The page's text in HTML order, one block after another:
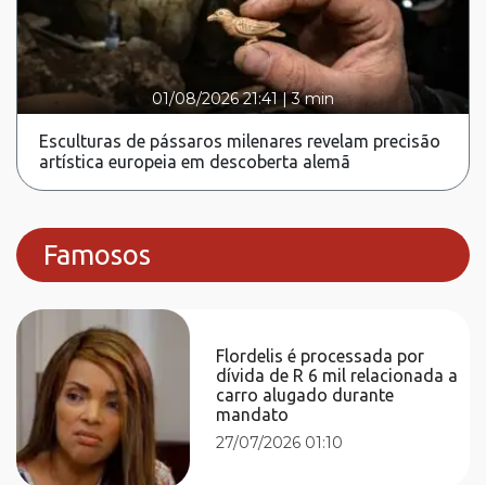
01/08/2026 21:41 |3 min
Esculturas de pássaros milenares revelam precisão
artística europeia em descoberta alemã
Famosos
Flordelis é processada por
dívida de R 6 mil relacionada a
carro alugado durante
mandato
27/07/2026 01:10